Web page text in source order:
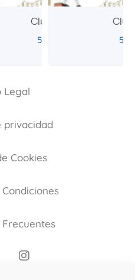
Club Fantástico
5,00
Legal
privacidad
Cookies